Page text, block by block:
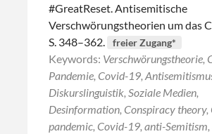
#GreatReset. Antisemitische
Verschwörungstheorien um das
S. 348–362.
freier Zugang*
Keywords: Verschwörungstheorie,
Pandemie, Covid-19,
Diskurslinguistik, Soziale Medien,
Desinformation, Conspiracy theory,
pandemic, Covid-19, anti-Semitism,